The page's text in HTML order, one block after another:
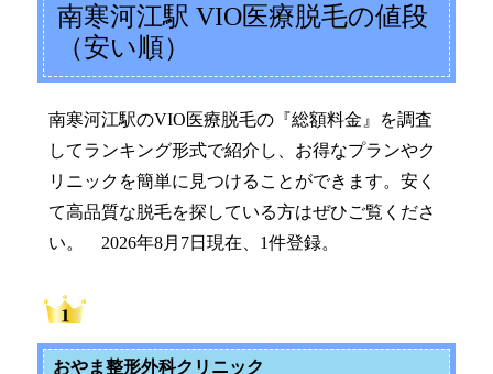
南寒河江駅 VIO医療脱毛の値段
（安い順）
南寒河江駅のVIO医療脱毛の『総額料金』を調査
してランキング形式で紹介し、お得なプランやク
リニックを簡単に見つけることができます。安く
て高品質な脱毛を探している方はぜひご覧くださ
い。 2026年8月7日現在、1件登録。
おやま整形外科クリニック